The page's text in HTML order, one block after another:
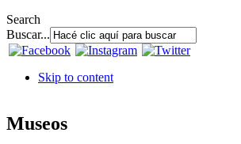
Search
Buscar...
Skip to content
Museos